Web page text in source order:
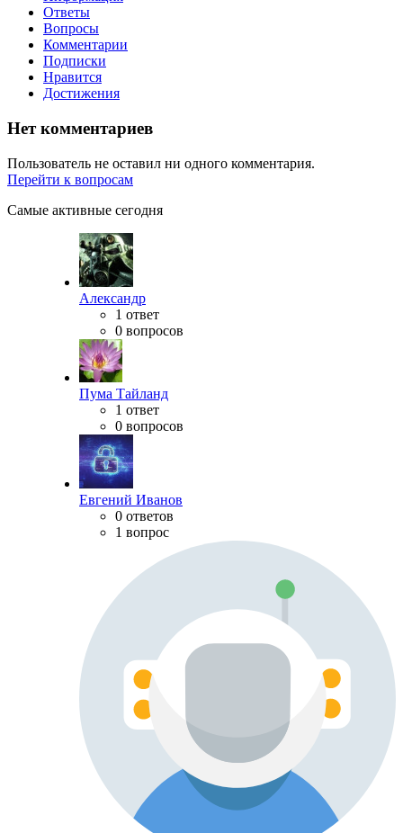
Ответы
Вопросы
Комментарии
Подписки
Нравится
Достижения
Нет комментариев
Пользователь не оставил ни одного комментария.
Перейти к вопросам
Самые активные сегодня
Александр
1 ответ
0 вопросов
Пума Тайланд
1 ответ
0 вопросов
Евгений Иванов
0 ответов
1 вопрос